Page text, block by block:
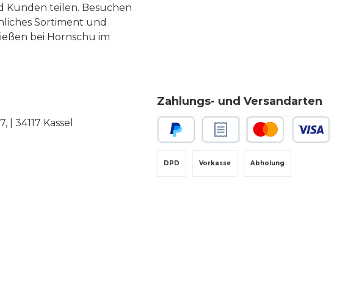
Kunden teilen. Besuchen
Sortiment und
bei Hornschu im
34117 Kassel
Zahlungs- und Versandarten
Vorkasse
DPD Abholung